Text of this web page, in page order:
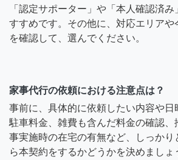
「認定サポーター」や「本人確認済
すすめです。その他に、対応エリアや
を確認して、選んでください。
家事代行の依頼における注意点は？
事前に、具体的に依頼したい内容や日
駐車料金、雑費も含んだ料金の確認、
事実施時の在宅の有無など、しっかり
ら本契約をするかどうかを決めましょ